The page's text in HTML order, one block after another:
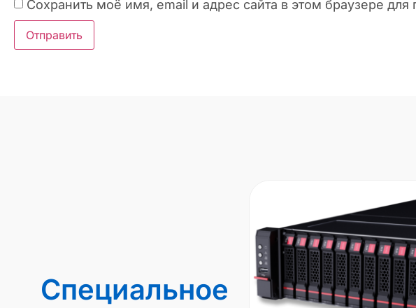
Сохранить моё имя, email и адрес сайта в этом браузере
Специальное